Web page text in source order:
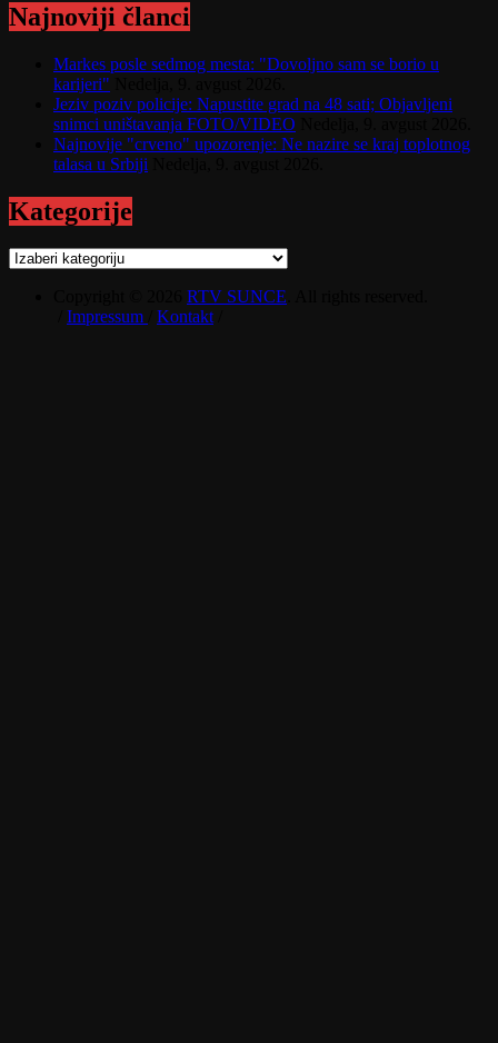
Najnoviji članci
Markes posle sedmog mesta: "Dovoljno sam se borio u
karijeri"
Jeziv poziv policije: Napustite grad na 48 sati; Objavljeni
snimci uništavanja FOTO/VIDEO
Najnovije "crveno" upozorenje: Ne nazire se kraj toplotnog
talasa u Srbiji
Kategorije
Kategorije
RTV SUNCE
Impressum Kontakt/